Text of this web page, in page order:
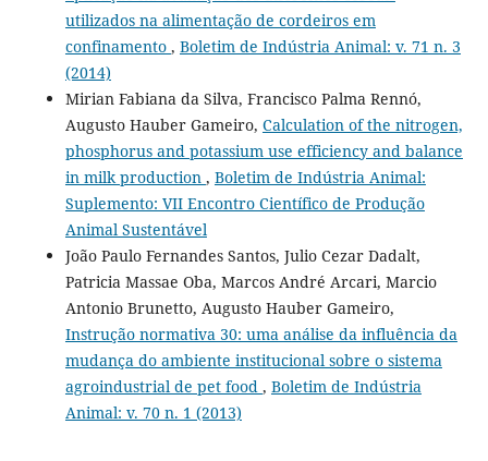
utilizados na alimentação de cordeiros em
confinamento , Boletim de Indústria Animal: v. 71 n. 3
(2014)
Mirian Fabiana da Silva, Francisco Palma Rennó,
Augusto Hauber Gameiro, Calculation of the nitrogen,
phosphorus and potassium use efficiency and balance
in milk production , Boletim de Indústria Animal:
Suplemento: VII Encontro Científico de Produção
Animal Sustentável
João Paulo Fernandes Santos, Julio Cezar Dadalt,
Patricia Massae Oba, Marcos André Arcari, Marcio
Antonio Brunetto, Augusto Hauber Gameiro,
Instrução normativa 30: uma análise da influência da
mudança do ambiente institucional sobre o sistema
agroindustrial de pet food , Boletim de Indústria
Animal: v. 70 n. 1 (2013)